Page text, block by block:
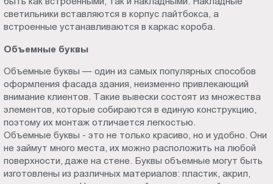
светильники вставляются в корпус лайтбокса, а
встроенные устанавливаются в каркас короба.
Объемные буквы
Объемные буквы — один из самых популярных способов
оформления фасада здания, неизменно привлекающий
внимание клиентов. Такие вывески состоят из множества
элементов, которые собираются в единую конструкцию,
поэтому их монтаж отличается легкостью.
Объемные буквы - это не только красиво, но и удобно. Они
не займут много места, их можно расположить на любой
поверхности, даже на стене. Буквы объемные могут быть
изготовлены из различных материалов: пластик, акрил,